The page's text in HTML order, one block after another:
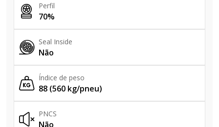
Perfil
70%
Seal Inside
Não
Índice de peso
88 (560 kg/pneu)
PNCS
Não